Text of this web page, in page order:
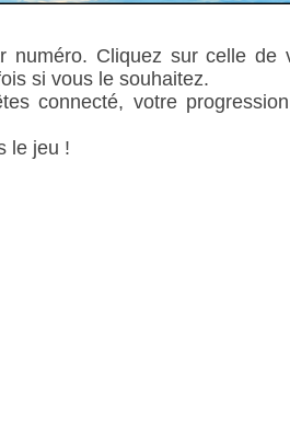
numéro. Cliquez sur celle de
si vous le souhaitez.
connecté, votre
le jeu !